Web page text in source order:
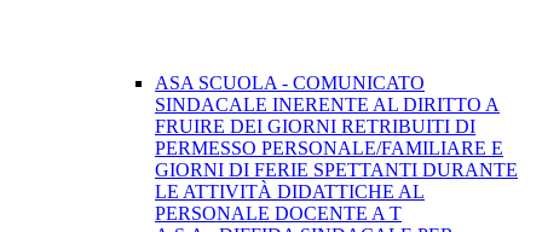
ASA SCUOLA - COMUNICATO
SINDACALE INERENTE AL DIRITTO A
FRUIRE DEI GIORNI RETRIBUITI DI
PERMESSO PERSONALE/FAMILIARE E
GIORNI DI FERIE SPETTANTI DURANTE
LE ATTIVITÀ DIDATTICHE AL
PERSONALE DOCENTE A T